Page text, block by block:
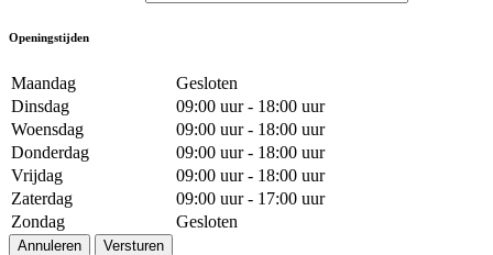
Openingstijden
Maandag
Gesloten
Dinsdag
09:00 uur - 18:00 uur
Woensdag
09:00 uur - 18:00 uur
Donderdag
09:00 uur - 18:00 uur
Vrijdag
09:00 uur - 18:00 uur
Zaterdag
09:00 uur - 17:00 uur
Zondag
Gesloten
Annuleren Versturen